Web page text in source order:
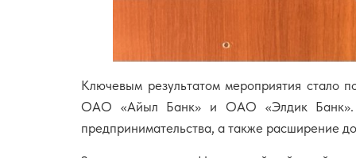
Ключевым результатом мероприятия стало
ОАО «Айыл Банк» и ОАО «Элдик Банк».
предпринимательства, а также расширение